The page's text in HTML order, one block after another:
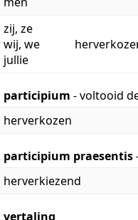
zij, ze
wij, we
jullie
participium - voltooid
herverkozen
participium praesentis
herverkiezend
vertaling